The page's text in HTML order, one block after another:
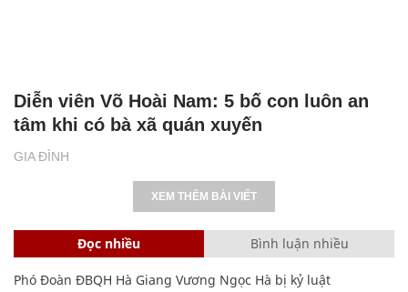
GIA ĐÌNH
Diễn viên Võ Hoài Nam: 5 bố con luôn an
tâm khi có bà xã quán xuyến
XEM THÊM BÀI VIẾT
Đọc nhiều Bình luận nhiều
Phó Đoàn ĐBQH Hà Giang Vương Ngọc Hà bị kỷ luật